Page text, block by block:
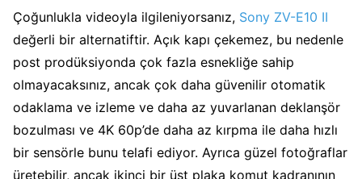
Çoğunlukla videoyla ilgileniyorsanız, Sony ZV-E10 II
değerli bir alternatiftir. Açık kapı çekemez, bu nedenle
post prodüksiyonda çok fazla esnekliğe sahip
olmayacaksınız, ancak çok daha güvenilir otomatik
odaklama ve izleme ve daha az yuvarlanan deklanşör
bozulması ve 4K 60p’de daha az kırpma ile daha hızlı
bir sensörle bunu telafi ediyor. Ayrıca güzel fotoğraflar
üretebilir, ancak ikinci bir üst plaka komut kadranının